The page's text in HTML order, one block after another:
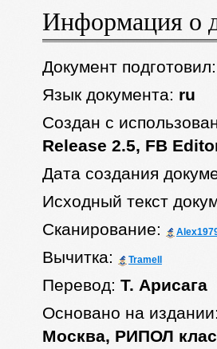
Информация о
Документ
Язык документа: ru
Создан с
Release 2.5, FB
Дата создания
Исходный текст
Сканирование:
Вычитка: Tramell
Перевод: Т. Арисага
Основано на
Москва, РИПОЛ